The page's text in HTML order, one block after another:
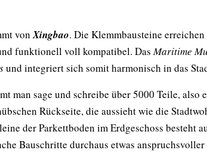
vonXingbao. Die Klemmbausteine
funktionell voll kompatibel. DasMaritime
und integriert sich somit harmonisch in das
man sage und schreibe über 5000 Teile,
Rückseite, die aussieht wie die
der Parkettboden im Erdgeschoss besteht
Bauschritte durchaus etwas